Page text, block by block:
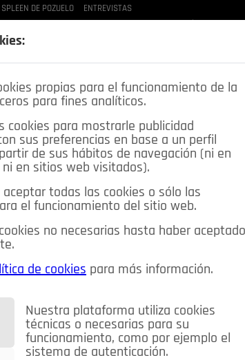
SPLEEN DE POZUELO ENTREVISTAS
OPINIÓN IN SALUD 🔴 EN DIRECTO
propias para el funcionamiento de la
para fines analíticos.
cookies para mostrarle publicidad
sus preferencias en base a un perfil
de sus hábitos de navegación (ni en
en sitios web visitados).
aceptar todas las cookies o sólo las
el funcionamiento del sitio web.
no necesarias hasta haber aceptado
de cookies para más información.
Nuestra plataforma utiliza cookies
técnicas o necesarias para su
funcionamiento, como por ejemplo el
sistema de autenticación.